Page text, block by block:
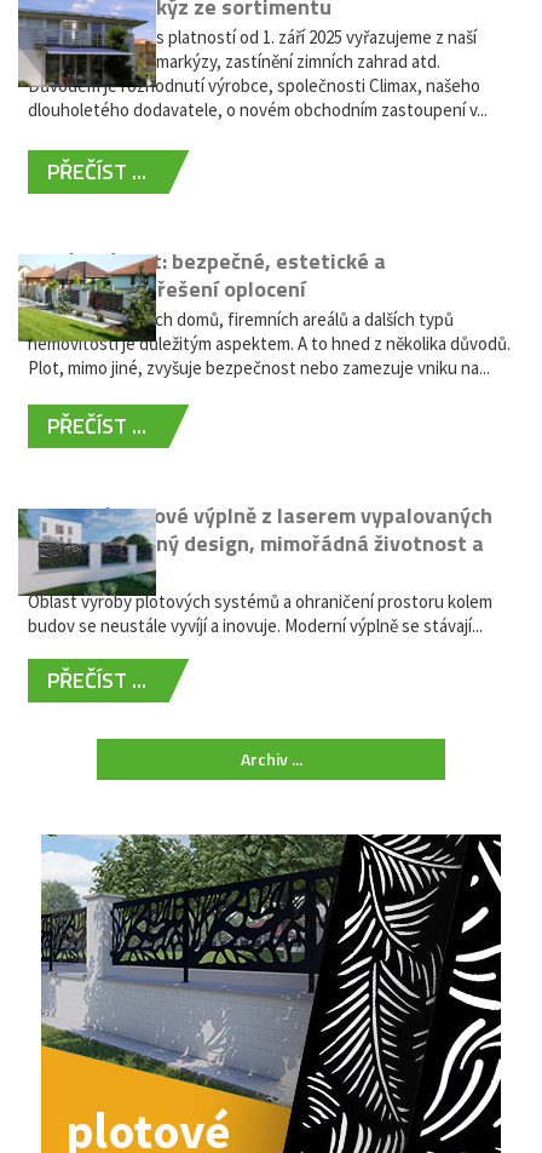
Vážení zákazníci, s platností od 1. září 2025 vyřazujeme z naší
nabídky výsuvné markýzy, zastínění zimních zahrad atd.
Důvodem je rozhodnutí výrobce, společnosti Climax, našeho
dlouholetého dodavatele, o novém obchodním zastoupení v...
PŘEČÍST ...
Hliníkový plot: bezpečné, estetické a
bezúdržbové řešení oplocení
Oplocení rodinných domů, firemních areálů a dalších typů
nemovitostí je důležitým aspektem. A to hned z několika důvodů.
Plot, mimo jiné, zvyšuje bezpečnost nebo zamezuje vniku na...
PŘEČÍST ...
Moderní plotové výplně z laserem vypalovaných
kovů: výjimečný design, mimořádná životnost a
žádná údržba
Oblast výroby plotových systémů a ohraničení prostoru kolem
budov se neustále vyvíjí a inovuje. Moderní výplně se stávají...
PŘEČÍST ...
Archiv ...